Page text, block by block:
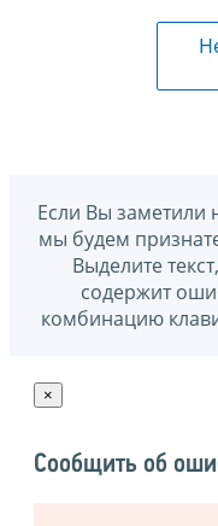
Если Вы заметили
мы будем
Выделите
содержит
комбинацию
×
Сообщить об